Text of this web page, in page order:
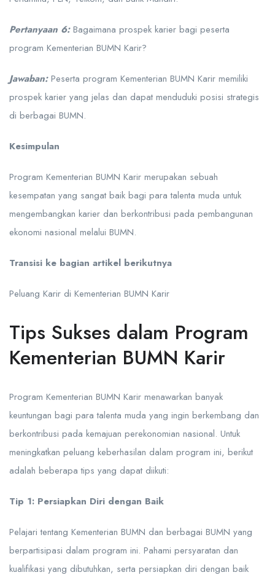
Pertanyaan 6:Bagaimana prospek karier bagi peserta
program Kementerian BUMN Karir?
Jawaban:Peserta program Kementerian BUMN Karir memiliki
prospek karier yang jelas dan dapat menduduki posisi strategis
di berbagai BUMN.
Kesimpulan
Program Kementerian BUMN Karir merupakan sebuah
kesempatan yang sangat baik bagi para talenta muda untuk
mengembangkan karier dan berkontribusi pada pembangunan
ekonomi nasional melalui BUMN.
Transisi ke bagian artikel berikutnya
Peluang Karir di Kementerian BUMN Karir
Tips Sukses dalam Program
Kementerian BUMN Karir
Program Kementerian BUMN Karir menawarkan banyak
keuntungan bagi para talenta muda yang ingin berkembang dan
berkontribusi pada kemajuan perekonomian nasional. Untuk
meningkatkan peluang keberhasilan dalam program ini, berikut
adalah beberapa tips yang dapat diikuti:
Tip 1: Persiapkan Diri dengan Baik
Pelajari tentang Kementerian BUMN dan berbagai BUMN yang
berpartisipasi dalam program ini. Pahami persyaratan dan
kualifikasi yang dibutuhkan, serta persiapkan diri dengan baik